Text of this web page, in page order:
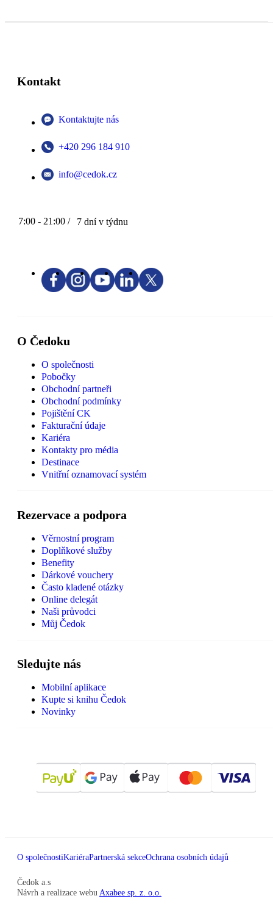
Kontakt
Kontaktujte nás
+420 296 184 910
info@cedok.cz
7:00 - 21:00 / 7 dní v týdnu
O Čedoku
O společnosti
Pobočky
Obchodní partneři
Obchodní podmínky
Pojištění CK
Fakturační údaje
Kariéra
Kontakty pro média
Destinace
Vnitřní oznamovací systém
Rezervace a podpora
Věrnostní program
Doplňkové služby
Benefity
Dárkové vouchery
Často kladené otázky
Online delegát
Naši průvodci
Můj Čedok
Sledujte nás
Mobilní aplikace
Kupte si knihu Čedok
Novinky
O společnostiKariéraPartnerská sekceOchrana osobních údajů
Čedok a.s
Návrh a realizace webu Axabee sp. z. o.o.